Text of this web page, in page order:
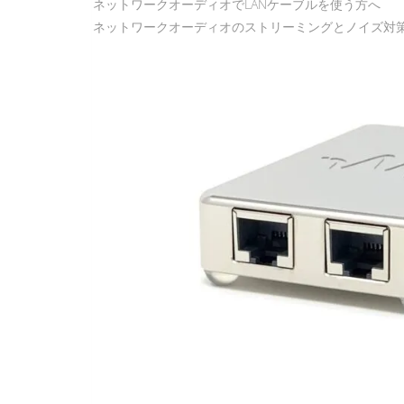
ネットワークオーディオでLANケーブルを使う方へ
ネットワークオーディオのストリーミングとノイズ対